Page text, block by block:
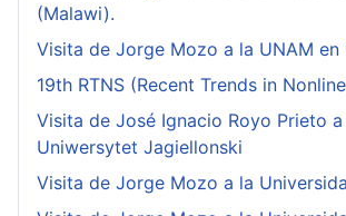
(Malawi).
Visita de Jorge Mozo a la UNAM en
19th RTNS (Recent Trends in
Visita de José Ignacio Royo Prieto a
Uniwersytet Jagiellonski
Visita de Jorge Mozo a la